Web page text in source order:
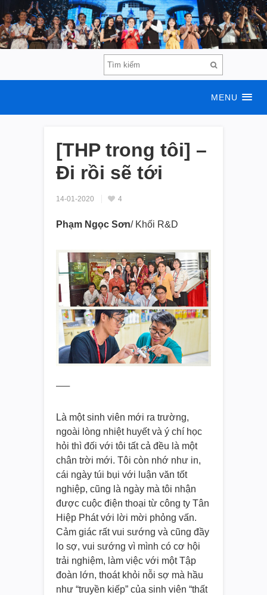
MENU
[THP trong tôi] –
Đi rồi sẽ tới
14-01-2020 4
Phạm Ngọc Sơn/ Khối R&D
—–
Là một sinh viên mới ra trường,
ngoài lòng nhiệt huyết và ý chí học
hỏi thì đối với tôi tất cả đều là một
chân trời mới. Tôi còn nhớ như in,
cái ngày túi bụi với luận văn tốt
nghiệp, cũng là ngày mà tôi nhận
được cuộc điện thoại từ công ty Tân
Hiệp Phát với lời mời phỏng vấn.
Cảm giác rất vui sướng và cũng đầy
lo sợ, vui sướng vì mình có cơ hội
trải nghiệm, làm việc với một Tập
đoàn lớn, thoát khỏi nỗi sợ mà hầu
như “truyền kiếp” của sinh viên “thất